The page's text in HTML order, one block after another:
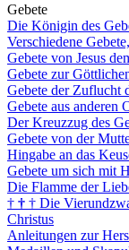
Gebete
Die Königin des
Verschiedene
Gebete von Jesus
Gebete zur
Gebete der Zuflucht
Gebete aus anderen
Der Kreuzzug des
Gebete von der
Hingabe an das
Gebete um sich mit
Die Flamme der
† † † Die
Christus
Anleitungen zur